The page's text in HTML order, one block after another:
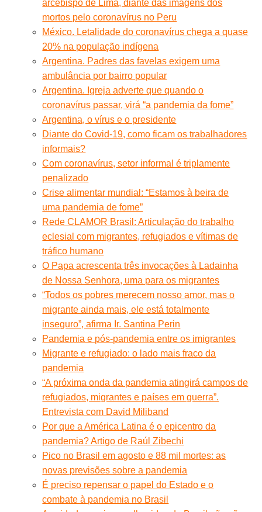
arcebispo de Lima, diante das imagens dos
mortos pelo coronavírus no Peru
México. Letalidade do coronavírus chega a quase
20% na população indígena
Argentina. Padres das favelas exigem uma
ambulância por bairro popular
Argentina. Igreja adverte que quando o
coronavírus passar, virá “a pandemia da fome”
Argentina, o vírus e o presidente
Diante do Covid-19, como ficam os trabalhadores
informais?
Com coronavírus, setor informal é triplamente
penalizado
Crise alimentar mundial: “Estamos à beira de
uma pandemia de fome”
Rede CLAMOR Brasil: Articulação do trabalho
eclesial com migrantes, refugiados e vítimas de
tráfico humano
O Papa acrescenta três invocações à Ladainha
de Nossa Senhora, uma para os migrantes
“Todos os pobres merecem nosso amor, mas o
migrante ainda mais, ele está totalmente
inseguro”, afirma Ir. Santina Perin
Pandemia e pós-pandemia entre os imigrantes
Migrante e refugiado: o lado mais fraco da
pandemia
“A próxima onda da pandemia atingirá campos de
refugiados, migrantes e países em guerra”.
Entrevista com David Miliband
Por que a América Latina é o epicentro da
pandemia? Artigo de Raúl Zibechi
Pico no Brasil em agosto e 88 mil mortes: as
novas previsões sobre a pandemia
É preciso repensar o papel do Estado e o
combate à pandemia no Brasil